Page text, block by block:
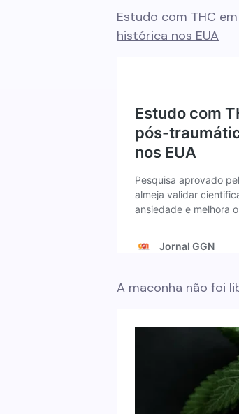
Estudo com THC
histórica nos EUA
A maconha não foi